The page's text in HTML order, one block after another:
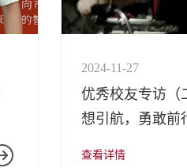
2024-11-27
优秀校友专访（
想引航，勇敢前
查看详情